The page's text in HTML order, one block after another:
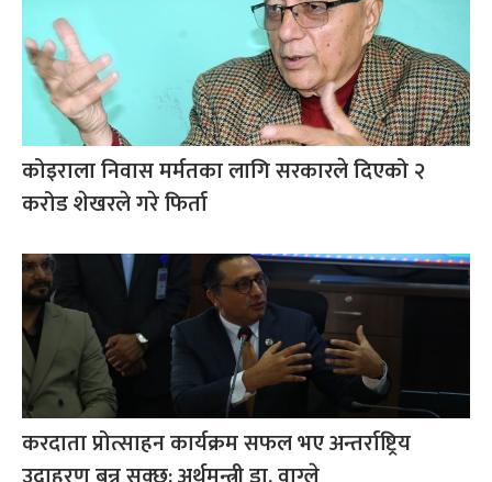
कोइराला निवास मर्मतका लागि सरकारले दिएको २
करोड शेखरले गरे फिर्ता
करदाता प्रोत्साहन कार्यक्रम सफल भए अन्तर्राष्ट्रिय